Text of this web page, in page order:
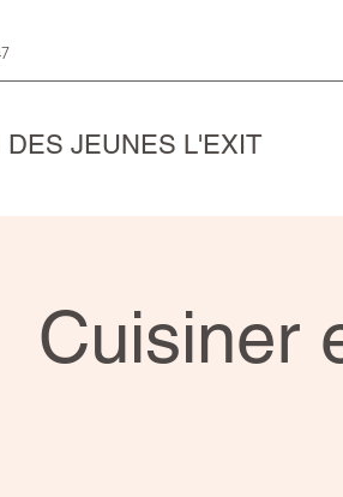
DES JEUNES L'EXIT
Cuisiner